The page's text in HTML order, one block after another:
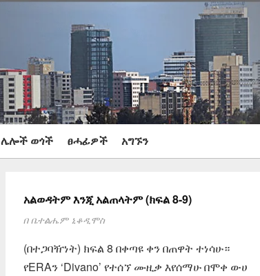
ሌሎች ወጎች ፀሓፊዎች አግኙን
አልወዳትም እንጂ አልጠላትም (ክፍል 8-9)
በቤተልሔም ኒቆዲሞስ
(በተጋባዥነት) ክፍል 8 በቀጣዩ ቀን በጠዋት ተነሳሁ።
የERAን ‘Divano’ የተሰኘ ሙዚቃ እየሰማሁ በሞቀ ውሀ